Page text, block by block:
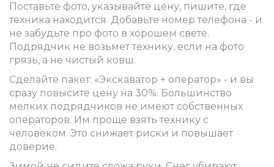
Поставьте фото, указывайте цену, пишите, где
техника находится. Добавьте номер телефона - и
не забудьте про фото в хорошем свете.
Подрядчик не возьмет технику, если на фото
грязь, а не чистый ковш.
Сделайте пакет: «Экскаватор + оператор» - и вы
сразу повысите цену на 30%. Большинство
мелких подрядчиков не имеют собственных
операторов. Им проще взять технику с
человеком. Это снижает риски и повышает
доверие.